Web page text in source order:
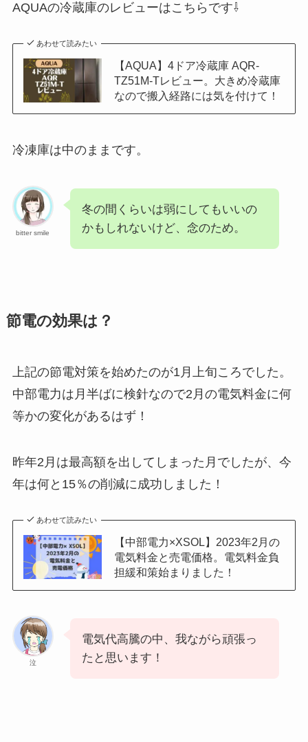
AQUAの冷蔵庫のレビューはこちらです⇩
あわせて読みたい
【AQUA】4ドア冷蔵庫 AQR-
TZ51M-Tレビュー。大きめ冷蔵庫
なので搬入経路には気を付けて！
冷凍庫は中のままです。
bitter smile
冬の間くらいは弱にしてもいいの
かもしれないけど、念のため。
節電の効果は？
上記の節電対策を始めたのが1月上旬ころでした。
中部電力は月半ばに検針なので2月の電気料金に何
等かの変化があるはず！
昨年2月は最高額を出してしまった月でしたが、今
年は何と15％の削減に成功しました！
あわせて読みたい
【中部電力×XSOL】2023年2月の
電気料金と売電価格。電気料金負
担緩和策始まりました！
泣
電気代高騰の中、我ながら頑張っ
たと思います！